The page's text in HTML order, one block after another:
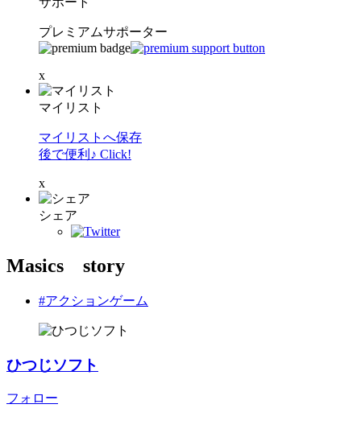
プレミアムサポーター
x
マイリスト
マイリストへ保存
後で便利♪ Click!
x
シェア
Masics story
#アクションゲーム
ひつじソフト
フォロー